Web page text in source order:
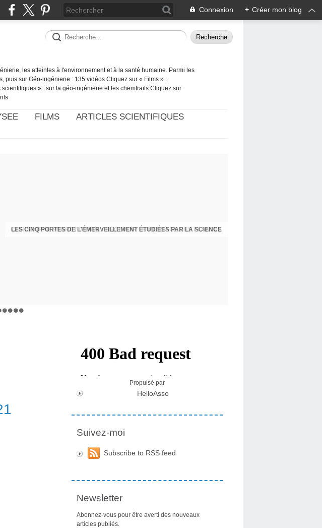
Connexion + Créer mon blog
les atteintes à l'environnement et à la santé humaine. Parmi les
puis sur Géo-ingénierie : 135 vidéos Cliquez sur « Films » :
» : sur la géo-ingénierie et les chemtrails Cliquez sur
FILMS
ARTICLES SCIENTIFIQUES
LES CINQ PORTES DE L'ÉMERVEILLEMENT ÉTUDIÉES PAR LA SCIENCE
CHRISTOPHE PERRET GENTIL : RECEVOIR LE MESSAGE DES PLANTES
Propulsé par
HelloAsso
Suivez-moi
Subscribe to RSS feed
Newsletter
Abonnez-vous pour être averti des nouveaux
articles publiés.